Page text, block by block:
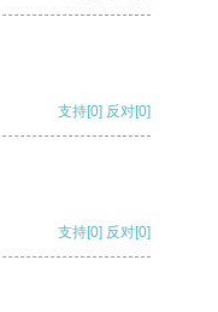
支持[0] 反对[0]
支持[0] 反对[0]